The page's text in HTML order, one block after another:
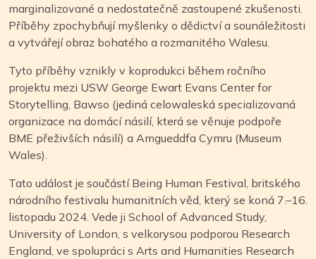
marginalizované a nedostatečně zastoupené zkušenosti.
Příběhy zpochybňují myšlenky o dědictví a sounáležitosti
a vytvářejí obraz bohatého a rozmanitého Walesu.
Tyto příběhy vznikly v koprodukci během ročního
projektu mezi USW George Ewart Evans Center for
Storytelling, Bawso (jediná celowaleská specializovaná
organizace na domácí násilí, která se věnuje podpoře
BME přeživších násilí) a Amgueddfa Cymru (Museum
Wales).
Tato událost je součástí Being Human Festival, britského
národního festivalu humanitních věd, který se koná 7.–16.
listopadu 2024. Vede ji School of Advanced Study,
University of London, s velkorysou podporou Research
England, ve spolupráci s Arts and Humanities Research